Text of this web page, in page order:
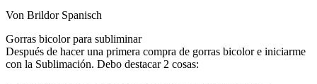
Von Brildor Spanisch
Gorras bicolor para subliminar
Después de hacer una primera compra de gorras bicolor e iniciarme
con la Sublimación. Debo destacar 2 cosas: